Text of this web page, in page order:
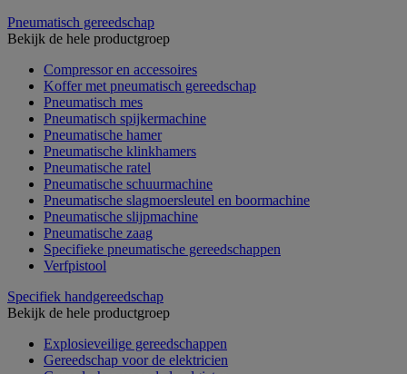
Pneumatisch gereedschap
Bekijk de hele productgroep
Compressor en accessoires
Koffer met pneumatisch gereedschap
Pneumatisch mes
Pneumatisch spijkermachine
Pneumatische hamer
Pneumatische klinkhamers
Pneumatische ratel
Pneumatische schuurmachine
Pneumatische slagmoersleutel en boormachine
Pneumatische slijpmachine
Pneumatische zaag
Specifieke pneumatische gereedschappen
Verfpistool
Specifiek handgereedschap
Bekijk de hele productgroep
Explosieveilige gereedschappen
Gereedschap voor de elektricien